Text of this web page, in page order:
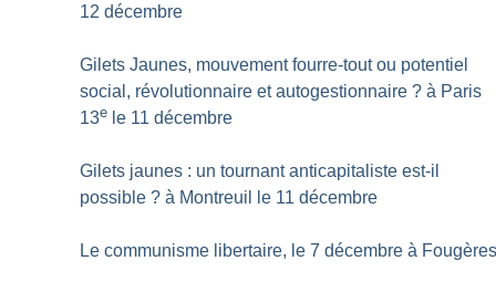
12 décembre
Gilets Jaunes, mouvement fourre-tout ou potentiel
social, révolutionnaire et autogestionnaire ? à Paris
13e le 11 décembre
Gilets jaunes : un tournant anticapitaliste est-il
possible ? à Montreuil le 11 décembre
Le communisme libertaire, le 7 décembre à